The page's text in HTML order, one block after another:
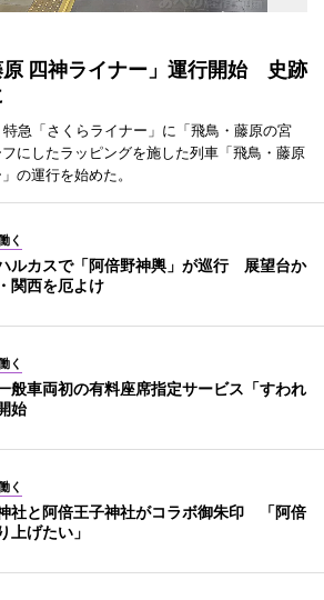
原 四神ライナー」運行開始 史跡
急「さくらライナー」に「飛鳥・藤原の宮
にしたラッピングを施した列車「飛鳥・藤原
の運行を始めた。
く
ルカスで「阿倍野神輿」が巡行 展望台か
関西を厄よけ
く
般車両初の有料座席指定サービス「すわれ
始
く
社と阿倍王子神社がコラボ御朱印 「阿倍
上げたい」